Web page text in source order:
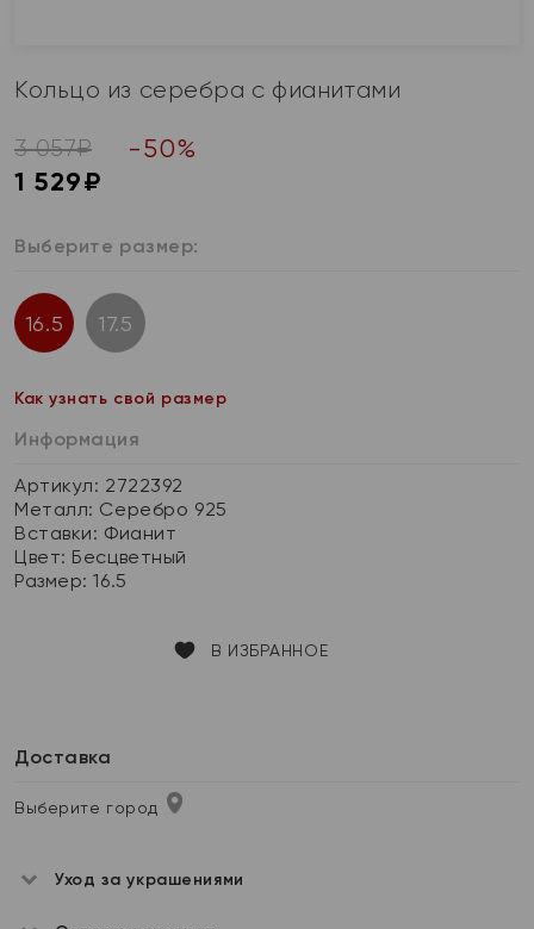
Кольцо из серебра с фианитами
3 057₽ -50%
1 529₽
Выберите размер:
16.5 17.5
Как узнать свой размер
Информация
Артикул: 2722392
Металл: Серебро 925
Вставки: Фианит
Цвет: Бесцветный
Размер:16.5
В ИЗБРАННОЕ
Доставка
Выберите город
Уход за украшениями